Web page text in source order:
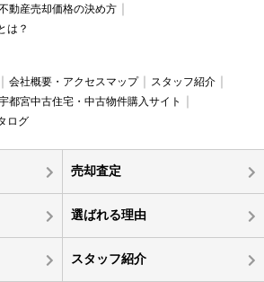
動産売却価格の決め方
は？
会社概要・アクセスマップ
スタッフ紹介
都宮中古住宅・中古物件購入サイト
ログ
売却査定
選ばれる理由
スタッフ紹介